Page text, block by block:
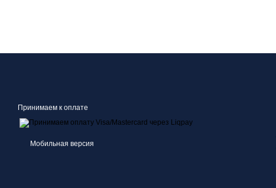
Принимаем к оплате
Мобильная версия